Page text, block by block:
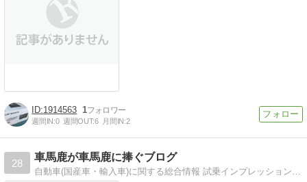
1914563 1
週間IN:0 週間OUT:6 月間IN:2
28
車馬鹿が車馬鹿に捧ぐブログ